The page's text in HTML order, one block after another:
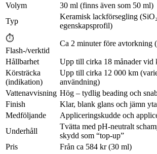
Volym
30 ml (finns även som 50 ml)
Typ
Keramisk lackförsegling
egenskapsprofil)
⏱
Flash-/verktid
Ca 2 minuter före avtorkning
Hållbarhet
Upp till cirka 18 månader vid
Körsträcka
(indikation)
Upp till cirka 12 000 km
användning)
Vattenavvisning Hög – tydlig beading och
Finish
Klar, blank glans och jämn yta
Medföljande
Appliceringskudde och
Underhåll
Tvätta med pH-neutralt
skydd som “top-up”
Pris
Från ca 584 kr (30 ml)